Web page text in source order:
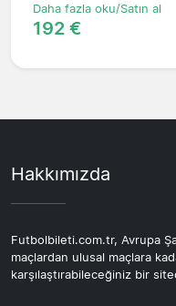
Daha fazla oku/Satın al
192 €
Hakkımızda
Futbolbileti.com.tr, Avrupa
maçlardan ulusal maçlara
karşılaştırabileceğiniz bir